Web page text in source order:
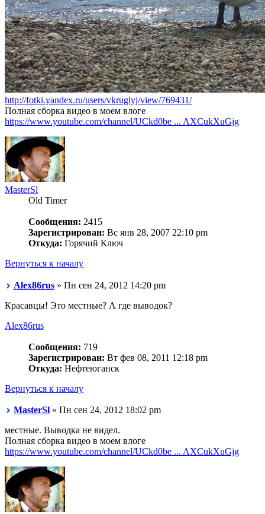
http://fotki.yandex.ru/users/vkruglyj/view/769431/
Полная сборка видео в моем влоге
https://www.youtube.com/channel/UCkd0be ... AXCukXuGjg
MasterSl
Old Timer
Сообщения: 2415
Зарегистрирован: Вс янв 28, 2007 22:10 pm
Откуда: Горячий Ключ
Вернуться к началу
Alex86rus » Пн сен 24, 2012 14:20 pm
Красавцы! Это местные? А где выводок?
Alex86rus
Сообщения: 719
Зарегистрирован: Вт фев 08, 2011 12:18 pm
Откуда: Нефтеюганск
Вернуться к началу
MasterSl » Пн сен 24, 2012 18:02 pm
местные. Выводка не видел.
Полная сборка видео в моем влоге
https://www.youtube.com/channel/UCkd0be ... AXCukXuGjg